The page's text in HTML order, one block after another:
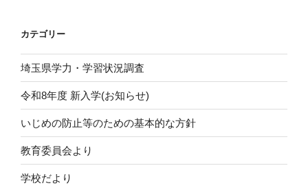
ン
カテゴリー
埼玉県学力・学習状況調査
令和8年度 新入学(お知らせ)
いじめの防止等のための基本的な方針
教育委員会より
学校だより